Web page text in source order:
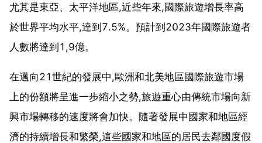
尤其是東亞、太平洋地區,近些年來,國際旅遊增長率高
於世界平均水平,達到7.5%。預計到2023年國際旅遊者
人數將達到1,9億。
在邁向21世紀的發展中,歐洲和北美地區國際旅遊市場
上的份額將呈進一步縮小之勢,旅遊重心由傳統市場向新
興市場轉移的速度將會加快。隨著發展中國家和地區經
濟的持續增長和繁榮,這些國家和地區的居民去鄰國度假